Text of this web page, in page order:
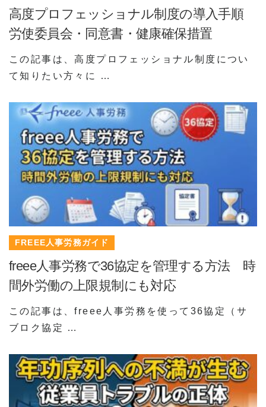
高度プロフェッショナル制度の導入手順
労使委員会・同意書・健康確保措置
この記事は、高度プロフェッショナル制度につい
て知りたい方々に …
FREEE人事労務ガイド
freee人事労務で36協定を管理する方法 時
間外労働の上限規制にも対応
この記事は、freee人事労務を使って36協定（サ
ブロク協定 …